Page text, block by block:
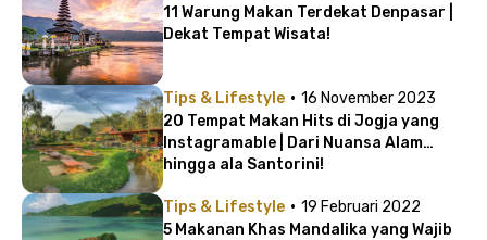
11 Warung Makan Terdekat Denpasar |
Dekat Tempat Wisata!
Tips & Lifestyle · 16 November 2023
20 Tempat Makan Hits di Jogja yang
Instagramable | Dari Nuansa Alam
hingga ala Santorini!
Tips & Lifestyle · 19 Februari 2022
5 Makanan Khas Mandalika yang Wajib